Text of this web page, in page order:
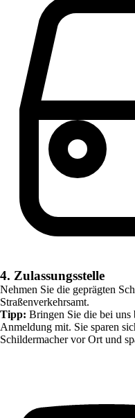
4. Zulassungsstelle
Nehmen Sie die geprägten
Straßenverkehrsamt.
Tipp: Bringen Sie die bei uns
Anmeldung mit. Sie sparen
Schildermacher vor Ort und